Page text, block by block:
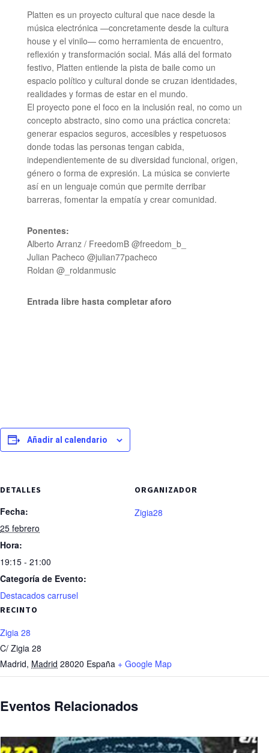
Platten es un proyecto cultural que nace desde la
música electrónica —concretamente desde la cultura
house y el vinilo— como herramienta de encuentro,
reflexión y transformación social. Más allá del formato
festivo, Platten entiende la pista de baile como un
espacio político y cultural donde se cruzan identidades,
realidades y formas de estar en el mundo.
El proyecto pone el foco en la inclusión real, no como un
concepto abstracto, sino como una práctica concreta:
generar espacios seguros, accesibles y respetuosos
donde todas las personas tengan cabida,
independientemente de su diversidad funcional, origen,
género o forma de expresión. La música se convierte
así en un lenguaje común que permite derribar
barreras, fomentar la empatía y crear comunidad.
Ponentes:
Alberto Arranz / FreedomB @freedom_b_
Julian Pacheco @julian77pacheco
Roldan @_roldanmusic
Entrada libre hasta completar aforo
Añadir al calendario
DETALLES
Fecha:
25 febrero
Hora:
19:15 - 21:00
Categoría de Evento:
Destacados carrusel
RECINTO
Zigia 28
C/ Zigia 28
Madrid, Madrid 28020 España + Google Map
ORGANIZADOR
Zigia28
Eventos Relacionados